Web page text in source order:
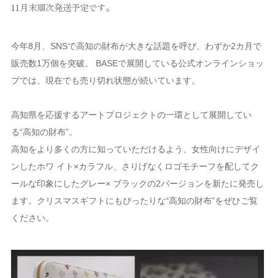
11月末順次発送予定です。
今年8月、SNSで高知の財布が大きな話題を呼び、わずか2カ月で
販売数1万個を突破。 BASEで展開している公式オンラインショッ
プでは、現在でも売り切れ状態が続いています。
高知県を応援するアートプロジェクトの一環として展開してい
る“高知の財布”。
高知をより多くの方に知っていただけるよう、女性向けにデザイ
ンしたホワ イト×カラフル、さりげなくロゴモチーフを配してク
ールな印象にしたグレー× ブラックの2バージョンを新たに発売し
ます。クリスマスギフトにもぴったりな“高知の財布”をぜひご覧
ください。